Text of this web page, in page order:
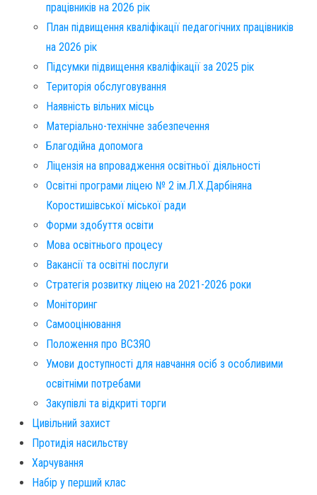
працівників на 2026 рік
План підвищення кваліфікації педагогічних працівників
на 2026 рік
Підсумки підвищення кваліфікації за 2025 рік
Територія обслуговування​
Наявність вільних місць​
Матеріально-технічне забезпечення
Благодійна допомога
Ліцензія на впровадження освітньої діяльності
Освітні програми ліцею № 2 ім.Л.Х.Дарбіняна
Коростишівської міської ради
Форми здобуття освіти
Мова освітнього процесу
Вакансії та освітні послуги
Стратегія розвитку ліцею на 2021-2026 роки
Моніторинг
Самооцінювання
Положення про ВСЗЯО
Умови доступності для навчання осіб з особливими
освітніми потребами
Закупівлі та відкриті торги
Цивільний захист
Протидія насильству
Харчування
Набір у перший клас